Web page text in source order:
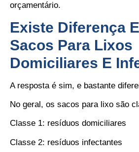
orçamentário.
Existe Diferença
Sacos Para Lixos
Domiciliares E
A resposta é sim, e bastante
No geral, os sacos para lixo são
Classe 1: resíduos domiciliares
Classe 2: resíduos infectantes